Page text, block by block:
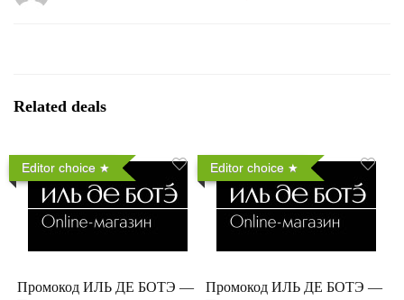
Related deals
Editor choice
Промокод ИЛЬ ДЕ БОТЭ —
Editor choice
Промокод ИЛЬ ДЕ БОТЭ —